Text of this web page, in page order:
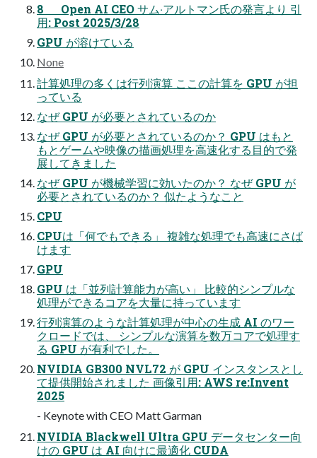
8 Open AI CEO サム‧アルトマン⽒の発⾔より 引
⽤: Post 2025/3/28
GPU が溶けている
None
計算処理の多くは⾏列演算 ここの計算を GPU が担
っている
なぜ GPU が必要とされているのか
なぜ GPU が必要とされているのか？ GPU はもと
もとゲームや映像の描画処理を⾼速化する⽬的で発
展してきました
なぜ GPU が機械学習に効いたのか？ なぜ GPU が
必要とされているのか？ 似たようなこと
CPU
CPUは「何でもできる」 複雑な処理でも⾼速にさば
けます
GPU
GPU は「並列計算能⼒が⾼い」 ⽐較的シンプルな
処理ができるコアを⼤量に持っています
⾏列演算のような計算処理が中⼼の⽣成 AI のワー
クロードでは、 シンプルな演算を数万コアで処理す
る GPU が有利でした。
NVIDIA GB300 NVL72 が GPU インスタンスとし
て提供開始されました 画像引⽤: AWS re:Invent
2025
- Keynote with CEO Matt Garman
NVIDIA Blackwell Ultra GPU データセンター向
けの GPU は AI 向けに最適化 CUDA